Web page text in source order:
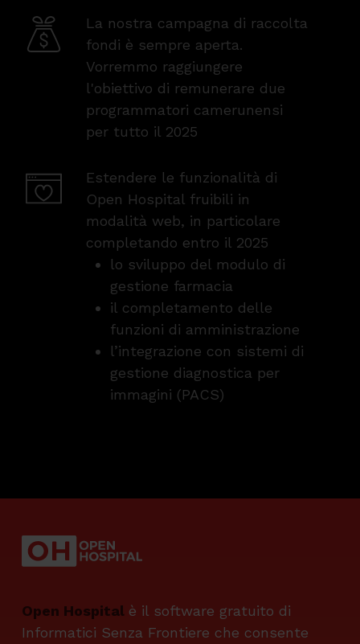
La nostra campagna di raccolta
fondi è sempre aperta.
Vorremmo raggiungere
l'obiettivo di remunerare due
programmatori camerunensi
per tutto il 2025
Estendere le funzionalità di
Open Hospital fruibili in
modalità web, in particolare
completando entro il 2025
lo sviluppo del modulo di
gestione farmacia
il completamento delle
funzioni di amministrazione
l’integrazione con sistemi di
gestione diagnostica per
immagini (PACS)
Open Hospital è il software gratuito di
Informatici Senza Frontiere che consente